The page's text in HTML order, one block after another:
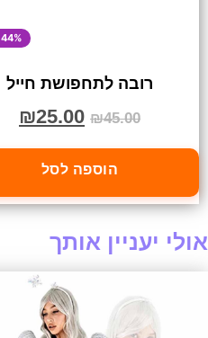
44% הנחה
רובה לתחפושת חייל
₪45.00
₪25.00
הוספה לסל
אולי יעניין אותך